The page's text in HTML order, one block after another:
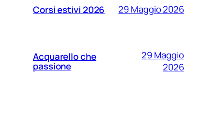
Corsi estivi 2026 29 Maggio 2026
Acquarello che
passione
29 Maggio
2026